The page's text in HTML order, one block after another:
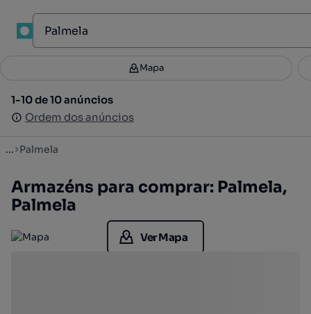
Filtros 2
1-10 de 10 anúncios
Ordem dos anúncios
Mapa
1-10 de 10 anúncios
Ordem dos anúncios
... Palmela
Armazéns para comprar: Palmela,
Palmela
Ver Mapa